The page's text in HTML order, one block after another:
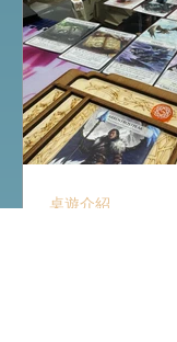
11室 (荔枝角
桌遊介紹